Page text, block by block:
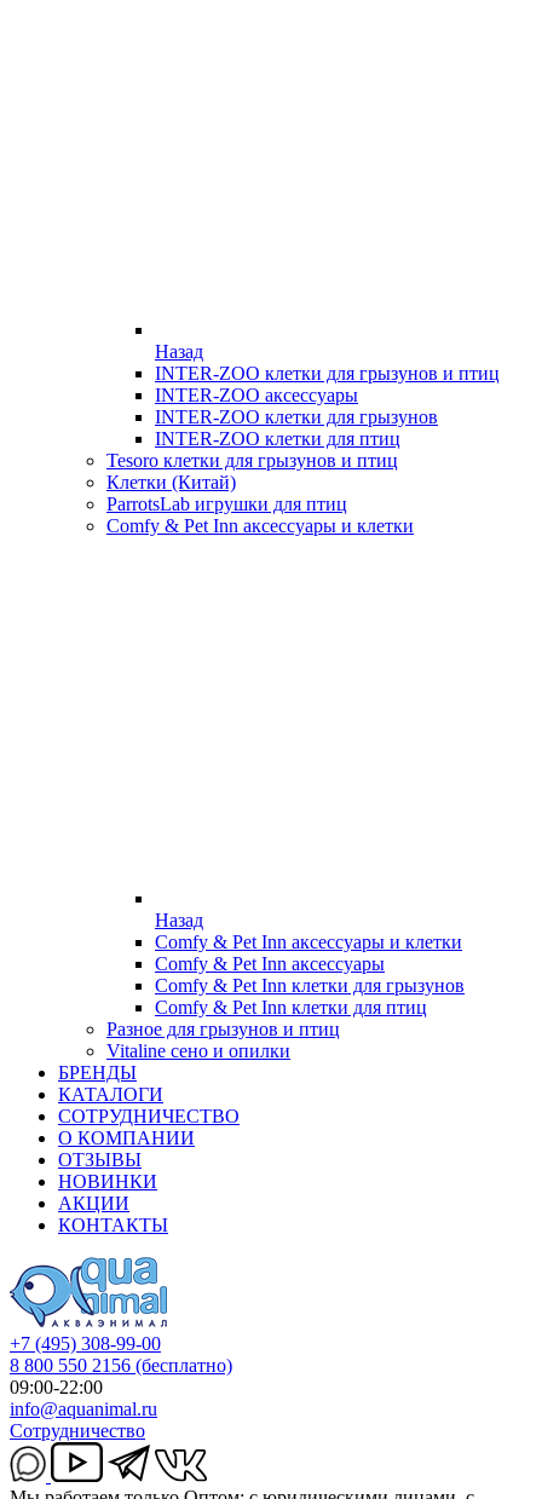
Назад
INTER-ZOO клетки для грызунов и птиц
INTER-ZOO аксессуары
INTER-ZOO клетки для грызунов
INTER-ZOO клетки для птиц
Tesoro клетки для грызунов и птиц
Клетки (Китай)
ParrotsLab игрушки для птиц
Comfy & Pet Inn аксессуары и клетки
Назад
Comfy & Pet Inn аксессуары и клетки
Comfy & Pet Inn аксессуары
Comfy & Pet Inn клетки для грызунов
Comfy & Pet Inn клетки для птиц
Разное для грызунов и птиц
Vitaline сено и опилки
БРЕНДЫ
КАТАЛОГИ
СОТРУДНИЧЕСТВО
О КОМПАНИИ
ОТЗЫВЫ
НОВИНКИ
АКЦИИ
КОНТАКТЫ
+7 (495) 308-99-00
8 800 550 2156 (бесплатно)
09:00-22:00
info@aquanimal.ru
Сотрудничество